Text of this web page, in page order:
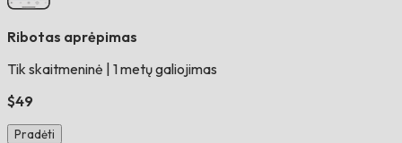
Ribotas aprėpimas
Tik skaitmeninė 1 metų galiojimas
$49
Pradėti